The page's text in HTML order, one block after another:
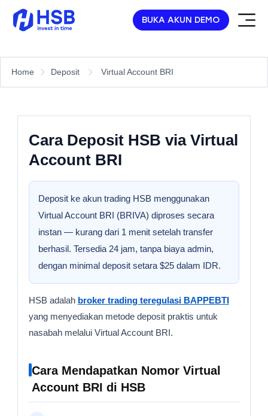
BUKA AKUN DEMO
Home Deposit Virtual Account BRI
Cara Deposit HSB via Virtual
Account BRI
Deposit ke akun trading HSB menggunakan
Virtual Account BRI (BRIVA) diproses secara
instan — kurang dari 1 menit setelah transfer
berhasil. Tersedia 24 jam, tanpa biaya admin,
dengan minimal deposit setara $25 dalam IDR.
HSB adalah broker trading teregulasi BAPPEBTI
yang menyediakan metode deposit praktis untuk
nasabah melalui Virtual Account BRI.
Cara Mendapatkan Nomor Virtual
Account BRI di HSB